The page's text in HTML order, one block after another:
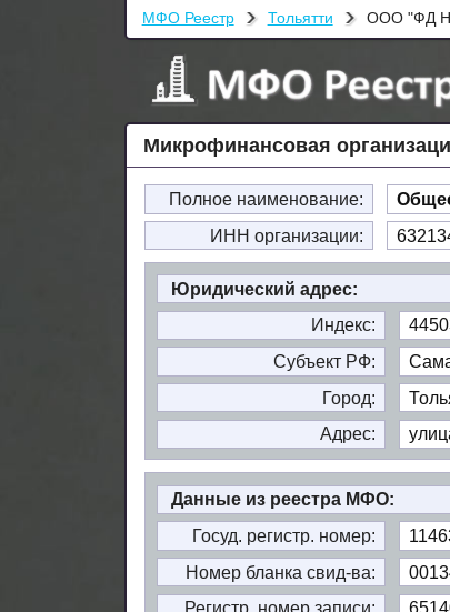
МФО Реестр Тольятти ООО "ФД
Микрофинансовая
Полное наименование:
ИНН организации:
Юридический адрес:
Индекс:
Субъект РФ:
Город:
Адрес:
Данные из реестра МФО:
Госуд. регистр. номер:
Номер бланка свид-ва:
Регистр. номер записи: